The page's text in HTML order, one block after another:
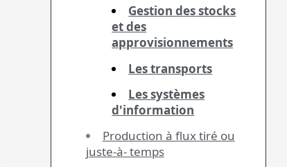
Gestion des stocks
et des
approvisionnements
Les transports
Les systèmes
d'information
Production à flux tiré ou
juste-à- temps